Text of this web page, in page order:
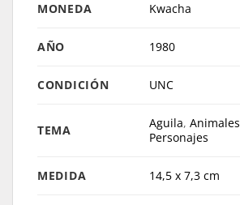
MONEDA Kwacha
AÑO 1980
CONDICIÓN UNC
TEMA Aguila,Animales
Personajes
MEDIDA 14,5 x 7,3 cm